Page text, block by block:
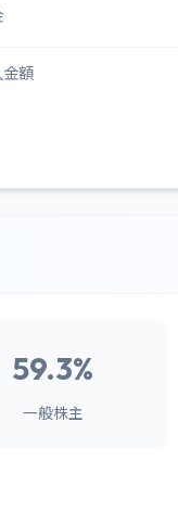
金額
59.3%
一般株主